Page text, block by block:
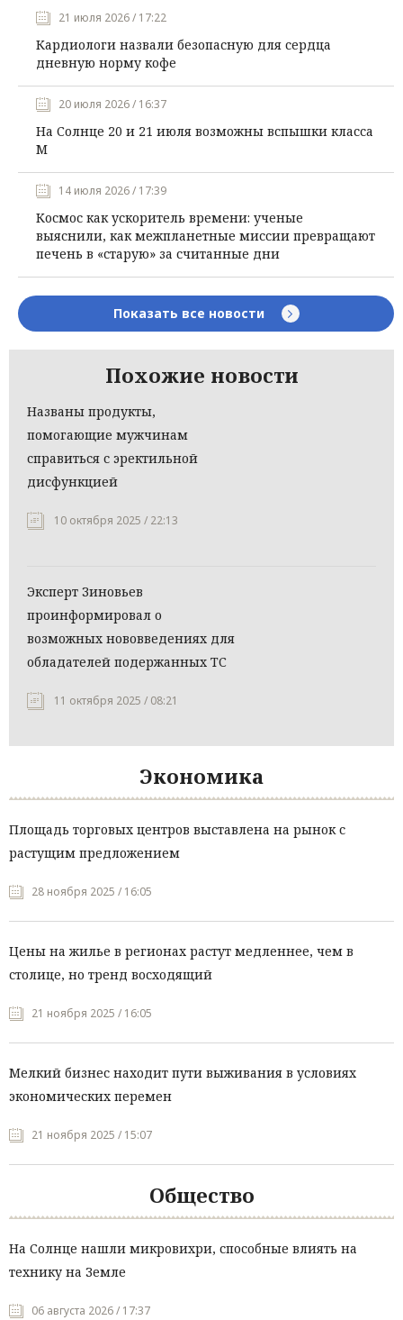
21 июля 2026 / 17:22
Кардиологи назвали безопасную для сердца
дневную норму кофе
20 июля 2026 / 16:37
На Солнце 20 и 21 июля возможны вспышки класса
М
14 июля 2026 / 17:39
Космос как ускоритель времени: ученые
выяснили, как межпланетные миссии превращают
печень в «старую» за считанные дни
Показать все новости
Похожие новости
Названы продукты,
помогающие мужчинам
справиться с эректильной
дисфункцией
10 октября 2025 / 22:13
Эксперт Зиновьев
проинформировал о
возможных нововведениях для
обладателей подержанных ТС
11 октября 2025 / 08:21
Экономика
Площадь торговых центров выставлена на рынок с
растущим предложением
28 ноября 2025 / 16:05
Цены на жилье в регионах растут медленнее, чем в
столице, но тренд восходящий
21 ноября 2025 / 16:05
Мелкий бизнес находит пути выживания в условиях
экономических перемен
21 ноября 2025 / 15:07
Общество
На Солнце нашли микровихри, способные влиять на
технику на Земле
06 августа 2026 / 17:37